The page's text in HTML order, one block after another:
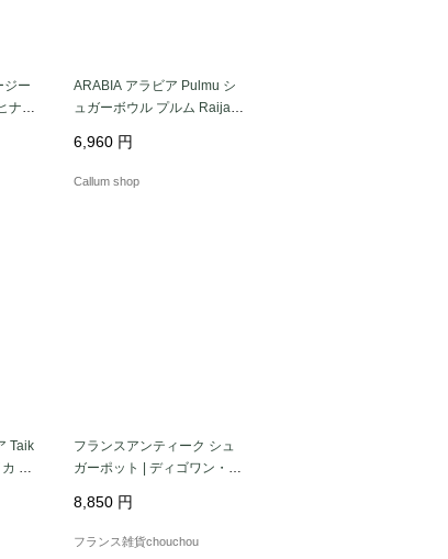
」をご紹介します。
ジー
ゲ
ARABIA アラビア Pulmu シ
ュガーボウル プルム Raija U
ンド ヴィンテージ アンティ
6,960 円
Callum shop
Taik
北
フランスアンティーク シュ
ガーポット | ディゴワン・サ
emines）愛らしい花柄 白磁
金彩 |1930-60年代
8,850 円
フランス雑貨chouchou